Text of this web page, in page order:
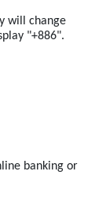
will change
"+886".
banking or